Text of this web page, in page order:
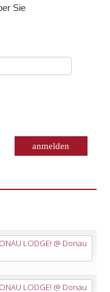
Sie
LODGE! @ Donau
LODGE! @ Donau